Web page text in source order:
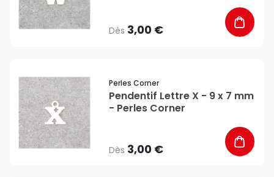
Dès 3,00 €
Perles Corner
Pendentif Lettre X - 9 x 7 mm
- Perles Corner
Dès 3,00 €